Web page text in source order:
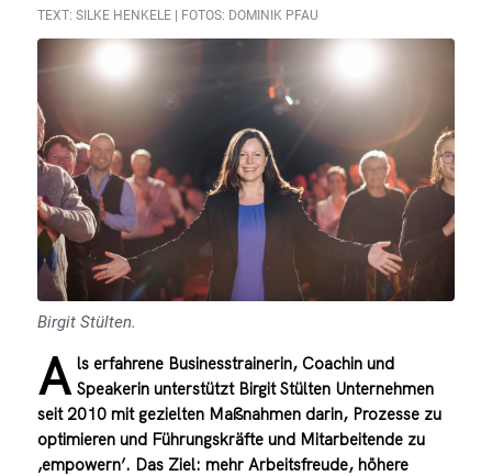
TEXT: SILKE HENKELE | FOTOS: DOMINIK PFAU
Birgit Stülten.
A ls erfahrene Businesstrainerin, Coachin und
Speakerin unterstützt Birgit Stülten Unternehmen
seit 2010 mit gezielten Maßnahmen darin, Prozesse zu
optimieren und Führungskräfte und Mitarbeitende zu
‚empowern’. Das Ziel: mehr Arbeitsfreude, höhere